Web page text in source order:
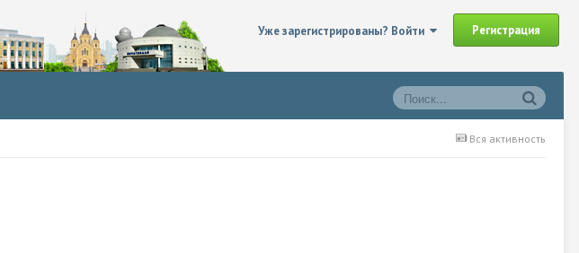
Уже зарегистрированы? Войти Регистрация
Вся активность